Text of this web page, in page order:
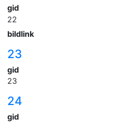
gid
22
bildlink
23
gid
23
24
gid